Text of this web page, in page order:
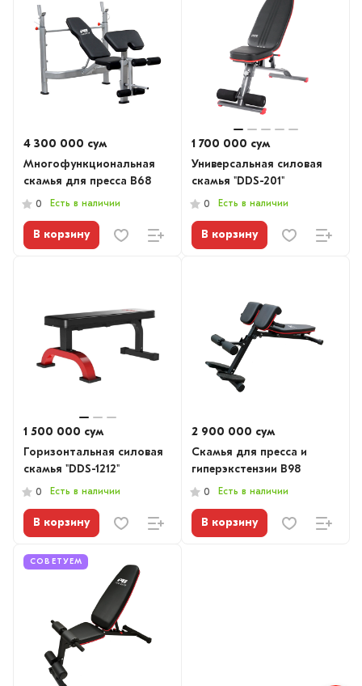
4 300 000 сум
Многофункциональная
скамья для пресса B68
0 Есть в наличии
В корзину
1 700 000 сум
Универсальная силовая
скамья "DDS-201"
0 Есть в наличии
В корзину
1 500 000 сум
Горизонтальная силовая
скамья "DDS-1212"
0 Есть в наличии
В корзину
2 900 000 сум
Скамья для пресса и
гиперэкстензии B98
0 Есть в наличии
В корзину
СОВЕТУЕМ